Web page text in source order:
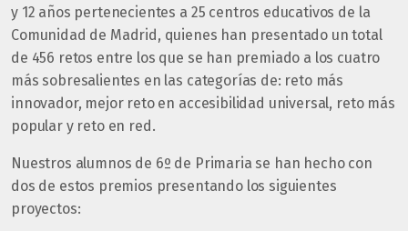
y 12 años pertenecientes a 25 centros educativos de la
Comunidad de Madrid, quienes han presentado un total
de 456 retos entre los que se han premiado a los cuatro
más sobresalientes en las categorías de: reto más
innovador, mejor reto en accesibilidad universal, reto más
popular y reto en red.
Nuestros alumnos de 6º de Primaria se han hecho con
dos de estos premios presentando los siguientes
proyectos: